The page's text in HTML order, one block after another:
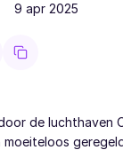
9 apr 2025
de luchthaven